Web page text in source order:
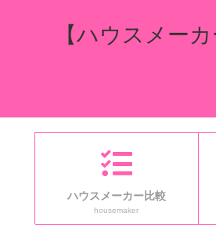
【ハウスメー
ハウスメーカー比較
housemaker